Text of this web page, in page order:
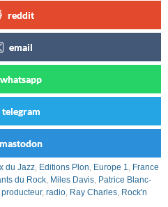
reddit
email
whatsapp
telegram
mastodon
du Jazz Editions Plon Europe 1
France
du Rock Miles Davis Patrice Blanc-
producteur, radio Ray Charles Rock'n